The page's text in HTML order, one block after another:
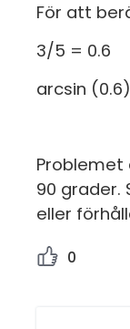
För att
3/5 = 0.6
arcsin
Problemet
90 grader.
eller
0